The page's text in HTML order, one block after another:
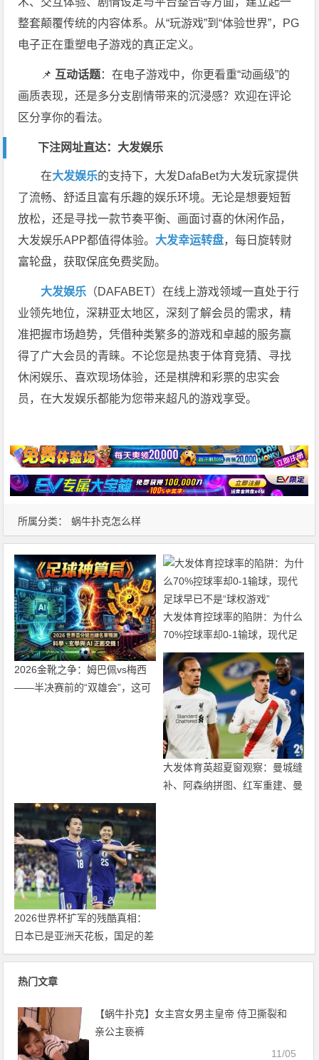
所属分类： 蜗牛扑克怎么样
整套颠覆传统的内容体系。从“玩游戏”到“体验世界”，PG
电子正在重塑电子游戏的真正定义。
📌 互动话题：在电子游戏中，你更看重“动画级”的
画质表现，还是多分支剧情带来的沉浸感？欢迎在评论
区分享你的看法。
下注网址直达： 大发娱乐
在大发娱乐的支持下，大发DafaBet为大发玩家提供
了流畅、舒适且富有乐趣的娱乐环境。无论是想要短暂
放松，还是寻找一款节奏平衡、画面讨喜的休闲作品，
大发娱乐APP都值得体验。 大发幸运转盘，每日旋转财
富轮盘，获取保底免费奖励。
大发娱乐 （DAFABET）在线上游戏领域一直处于行
业领先地位，深耕亚太地区，深刻了解会员的需求，精
准把握市场趋势，凭借种类繁多的游戏和卓越的服务赢
得了广大会员的青睐。不论您是热衷于体育竞猜、寻找
休闲娱乐、喜欢现场体验，还是棋牌和彩票的忠实会
员，在大发娱乐都能为您带来超凡的游戏享受。
2026金靴之争：姆巴佩vs梅西
——半决赛前的“双雄会”，这可
大发体育控球率的陷阱：为什么
70%控球率却0-1输球，现代足
球早已不是“球权游戏”
大发体育英超夏窗观察：曼城缝
补、阿森纳拼图、红军重建、曼
2026世界杯扩军的残酷真相：
日本已是亚洲天花板，国足的差
距远不止几个名额
热门文章
【蜗牛扑克】女主宫女男主皇帝 侍卫撕裂和
亲公主亵裤
11/05